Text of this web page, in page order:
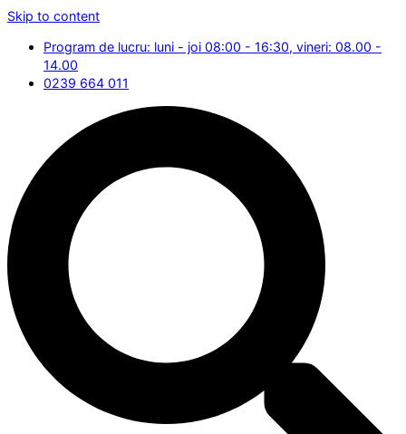
Skip to content
Program de lucru: luni - joi 08:00 - 16:30, vineri: 08.00 -
14.00
0239 664 011